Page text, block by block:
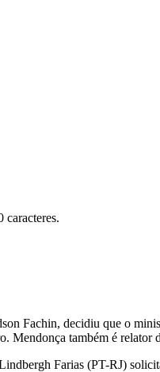
caracteres.
Fachin, decidiu que o
Mendonça também é relator
Farias (PT-RJ)